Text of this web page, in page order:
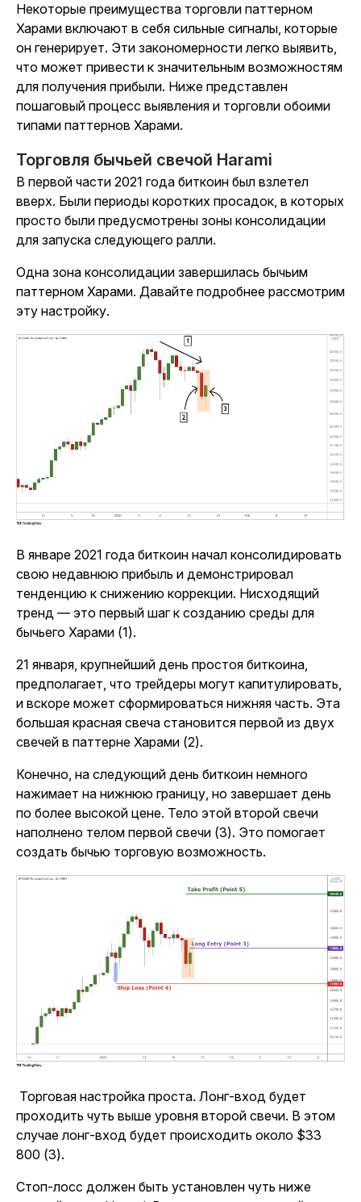
Некоторые преимущества торговли паттерном
Харами включают в себя сильные сигналы, которые
он генерирует. Эти закономерности легко выявить,
что может привести к значительным возможностям
для получения прибыли. Ниже представлен
пошаговый процесс выявления и торговли обоими
типами паттернов Харами.
Торговля бычьей свечой Harami
В первой части 2021 года биткоин был взлетел
вверх. Были периоды коротких просадок, в которых
просто были предусмотрены зоны консолидации
для запуска следующего ралли.
Одна зона консолидации завершилась бычьим
паттерном Харами. Давайте подробнее рассмотрим
эту настройку.
В январе 2021 года биткоин начал консолидировать
свою недавнюю прибыль и демонстрировал
тенденцию к снижению коррекции. Нисходящий
тренд — это первый шаг к созданию среды для
бычьего Харами (1).
21 января, крупнейший день простоя биткоина,
предполагает, что трейдеры могут капитулировать,
и вскоре может сформироваться нижняя часть. Эта
большая красная свеча становится первой из двух
свечей в паттерне Харами (2).
Конечно, на следующий день биткоин немного
нажимает на нижнюю границу, но завершает день
по более высокой цене. Тело этой второй свечи
наполнено телом первой свечи (3). Это помогает
создать бычью торговую возможность.
Торговая настройка проста. Лонг-вход будет
проходить чуть выше уровня второй свечи. В этом
случае лонг-вход будет происходить около $33
800 (3).
Стоп-лосс должен быть установлен чуть ниже